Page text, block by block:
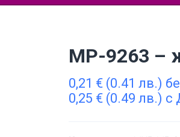
MP-9263 –
0,21 € (0.41 лв.)
0,25 € (0.49 лв.)